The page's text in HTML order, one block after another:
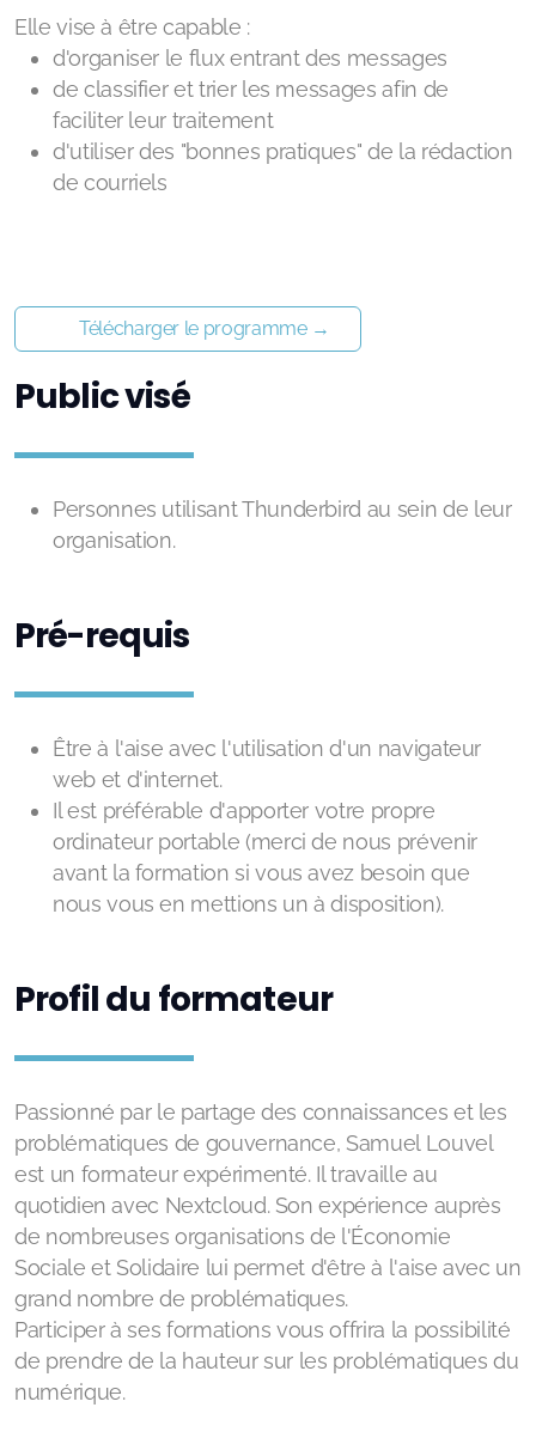
Elle vise à être capable :
d'organiser le flux entrant des messages
de classifier et trier les messages afin de
faciliter leur traitement
d'utiliser des "bonnes pratiques" de la rédaction
de courriels
Télécharger le programme →
Public visé
Personnes utilisant Thunderbird au sein de leur
organisation.
Pré-requis
Être à l'aise avec l'utilisation d'un navigateur
web et d'internet.
Il est préférable d'apporter votre propre
ordinateur portable (merci de nous prévenir
avant la formation si vous avez besoin que
nous vous en mettions un à disposition).
Profil du formateur
Passionné par le partage des connaissances et les
problématiques de gouvernance, Samuel Louvel
est un formateur expérimenté. Il travaille au
quotidien avec Nextcloud. Son expérience auprès
de nombreuses organisations de l'Économie
Sociale et Solidaire lui permet d'être à l'aise avec un
grand nombre de problématiques.
Participer à ses formations vous offrira la possibilité
de prendre de la hauteur sur les problématiques du
numérique.